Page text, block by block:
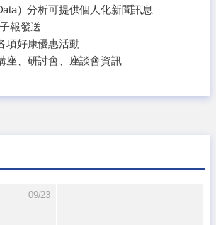
）分析可提供個人化新聞訊息
報發送
項好康優惠活動
座、研討會、座談會資訊
09/23